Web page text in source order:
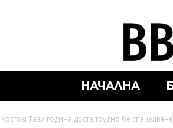
НАЧАЛНА
Тази година доста трудно бе